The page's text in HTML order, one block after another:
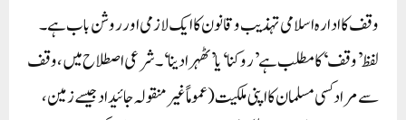
وقف کا ادارہ اسلامی تہذیب و قانون کا ایک لازمی اور روشن باب ہے۔
لفظ ’وقف‘ کا مطلب ہے ’روکنا‘ یا’ٹھہرا دینا‘۔ شرعی اصطلاح میں، وقف
سے مراد کسی مسلمان کا اپنی ملکیت (عموماً غیر منقولہ جائیداد جیسے زمین،